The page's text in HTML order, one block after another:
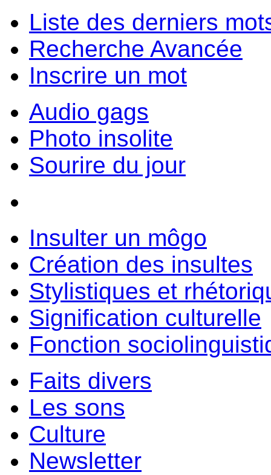
Liste des derniers
Recherche Avancée
Inscrire un mot
Audio gags
Photo insolite
Sourire du jour
Insulter un môgo
Création des insultes
Stylistiques et
Signification culturelle
Fonction
Faits divers
Les sons
Culture
Newsletter